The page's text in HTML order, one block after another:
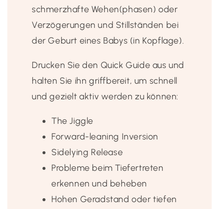
schmerzhafte Wehen(phasen) oder
Verzögerungen und Stillständen bei
der Geburt eines Babys (in Kopflage).
Drucken Sie den Quick Guide aus und
halten Sie ihn griffbereit, um schnell
und gezielt aktiv werden zu können:
The Jiggle
Forward-leaning Inversion
Sidelying Release
Probleme beim Tiefertreten
erkennen und beheben
Hohen Geradstand oder tiefen